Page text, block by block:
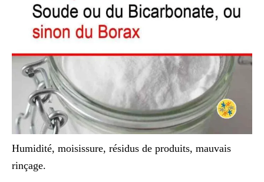
Humidité, moisissure, résidus de produits, mauvais
rinçage.